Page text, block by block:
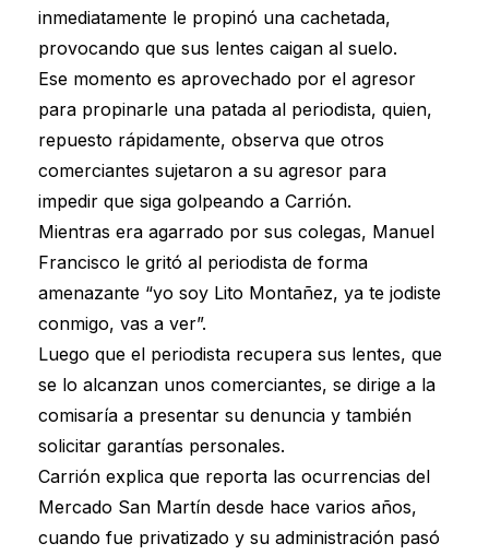
inmediatamente le propinó una cachetada,
provocando que sus lentes caigan al suelo.
Ese momento es aprovechado por el agresor
para propinarle una patada al periodista, quien,
repuesto rápidamente, observa que otros
comerciantes sujetaron a su agresor para
impedir que siga golpeando a Carrión.
Mientras era agarrado por sus colegas, Manuel
Francisco le gritó al periodista de forma
amenazante “yo soy Lito Montañez, ya te jodiste
conmigo, vas a ver”.
Luego que el periodista recupera sus lentes, que
se lo alcanzan unos comerciantes, se dirige a la
comisaría a presentar su denuncia y también
solicitar garantías personales.
Carrión explica que reporta las ocurrencias del
Mercado San Martín desde hace varios años,
cuando fue privatizado y su administración pasó